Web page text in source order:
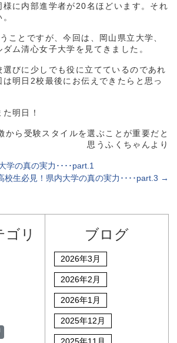
様に内部進学者が20名ほどいます。それ
ことですが、今回は、岡山県立大学、
ム清心女子大学を見てきました。
びに少しでも役に立てているのであれ
明日2校最後にお伝えできたらと思っ
明日！
ら受験スタイルを選ぶことが重要だと
思うふくちゃんより
学の真の実力････part.1
校生必見！県内大学の真の実力････part.3 →
リ
ブログ
2026年3月
2026年2月
2026年1月
2025年12月